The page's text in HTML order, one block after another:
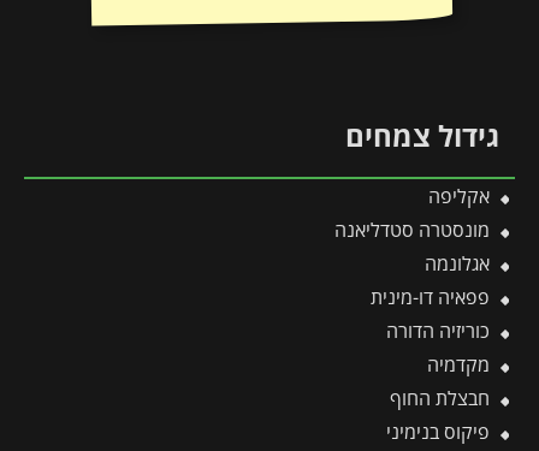
גידול צמחים
אקליפה
מונסטרה סטדליאנה
אגלונמה
פפאיה דו-מינית
כוריזיה הדורה
מקדמיה
חבצלת החוף
פיקוס בנימיני